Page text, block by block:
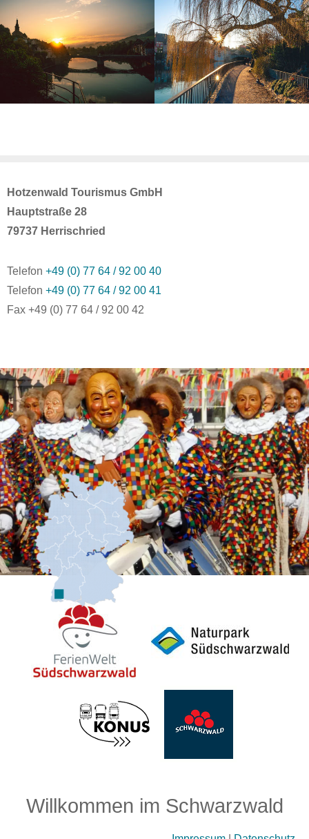
Hotzenwald Tourismus GmbH
Hauptstraße 28
79737 Herrischried
Telefon +49 (0) 77 64 / 92 00 40
Telefon +49 (0) 77 64 / 92 00 41
Fax +49 (0) 77 64 / 92 00 42
Willkommen im Schwarzwald